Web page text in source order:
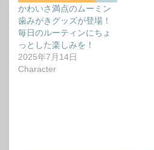
かわいさ満点のムーミン
歯みがきグッズが登場！
毎日のルーティンにちょ
っとした楽しみを！
2025年7月14日
Character